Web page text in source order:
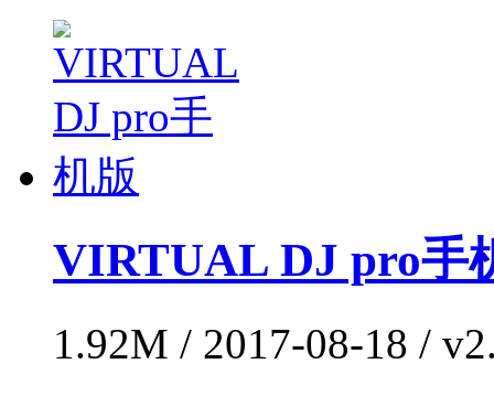
VIRTUAL DJ pro手
1.92M / 2017-08-18 /